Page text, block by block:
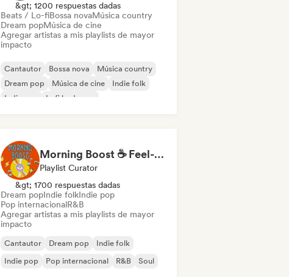
&gt; 1200 respuestas dadas
Beats / Lo-fiBossa novaMúsica country
Dream popMúsica de cine
Agregar artistas a mis playlists de mayor
impacto
Cantautor Bossa nova
Música country
Dream pop
Música de cine
Indie folk
Indie pop
Lofi bedroom
Morning Boost ☕ Feel-Good Funk, Soul & Neo-Soul to Wake Up
Playlist Curator
&gt; 1700 respuestas dadas
Dream popIndie folkIndie pop
Pop internacionalR&B
Agregar artistas a mis playlists de mayor
impacto
Cantautor Dream pop
Indie folk
Indie pop
Pop internacional R&B Soul